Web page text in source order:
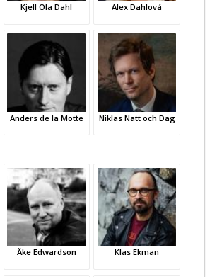
Kjell Ola Dahl Alex Dahlová
Anders de la Motte Niklas Natt och Dag
Äke Edwardson Klas Ekman